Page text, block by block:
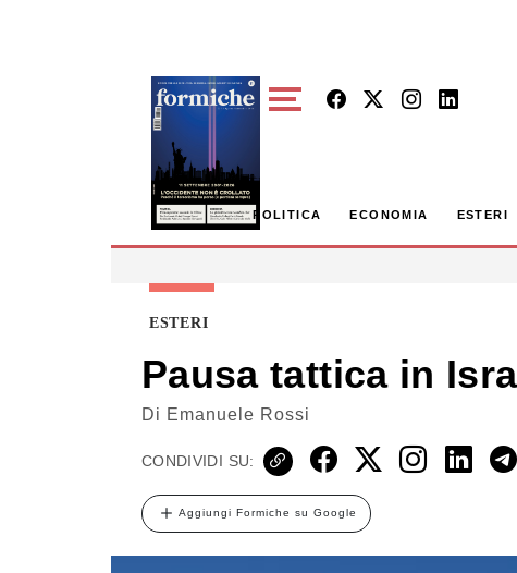
POLITICA ECONOMIA ESTERI
ESTERI
Pausa tattica in
Di Emanuele Rossi
CONDIVIDI SU:
Aggiungi Formiche su Google